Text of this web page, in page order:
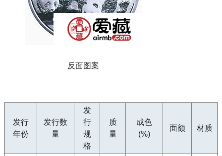
反面图案
发行
年份
发行数
量
发
行
规
格
质
量
成色
(%)
面额 材质